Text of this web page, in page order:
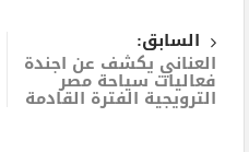
السابق:
العناني يكشف عن اجندة
فعاليات سياحة مصر
الترويجية الفترة القادمة